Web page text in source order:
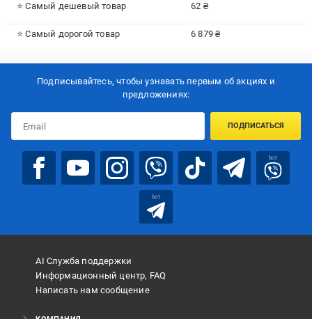
⭐ Самый дешевый товар 62 ₴
⭐ Самый дорогой товар 6 879 ₴
Подписывайтесь, чтобы узнавать первым об акцияx и
предложениях:
ПОДПИСАТЬСЯ
bot
bot
AI Служба поддержки
Информационный центр, FAQ
Написать нам сообщение